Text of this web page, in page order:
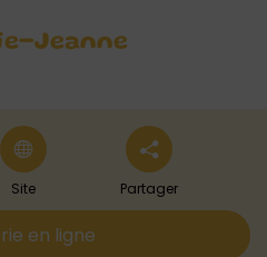
Jeanne
Site Partager
en ligne